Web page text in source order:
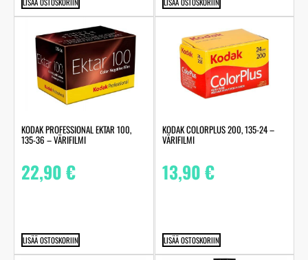
KODAK PROFESSIONAL EKTAR 100,
135-36 – VÄRIFILMI
22,90€
LISÄÄ OSTOSKORIIN
KODAK COLORPLUS 200, 135-24 –
VÄRIFILMI
13,90€
LISÄÄ OSTOSKORIIN